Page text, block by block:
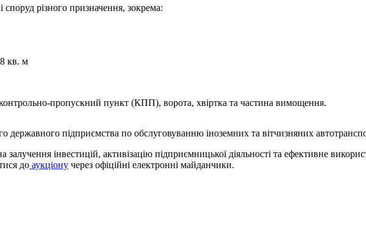
споруд різного призначення, зокрема:
кв. м
пропускний пункт (КПП), ворота, хвіртка та частина вимощення.
державного підприємства по обслуговуванню іноземних та вітчизняних
залучення інвестицій, активізацію підприємницької діяльності та ефективне
до аукціону через офіційні електронні майданчики.